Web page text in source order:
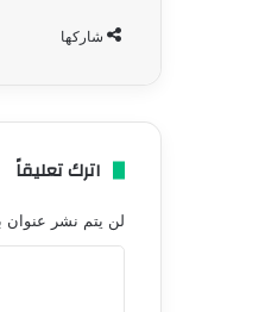
شاركها
اترك تعليقاً
لن يتم نشر عنوان